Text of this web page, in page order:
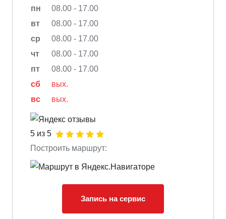
пн
08.00 - 17.00
вт
08.00 - 17.00
ср
08.00 - 17.00
чт
08.00 - 17.00
пт
08.00 - 17.00
сб
вых.
вс
вых.
5 из 5
Построить маршрут:
Запись на сервис